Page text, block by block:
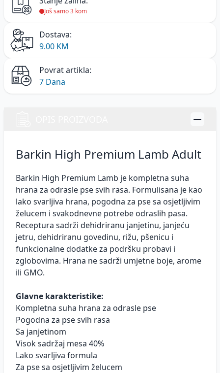
Još samo 3 kom
Dostava:
9.00 KM
Povrat artikla:
7 Dana
Barkin High Premium Lamb Adult
Barkin High Premium Lamb je kompletna suha
hrana za odrasle pse svih rasa. Formulisana je kao
lako svarljiva hrana, pogodna za pse sa osjetljivim
želucem i svakodnevne potrebe odraslih pasa.
Receptura sadrži dehidriranu janjetinu, janjeću
jetru, dehidriranu govedinu, rižu, pšenicu i
funkcionalne dodatke za podršku probavi i
zglobovima. Hrana ne sadrži umjetne boje, arome
ili GMO.
Glavne karakteristike:
Kompletna suha hrana za odrasle pse
Pogodna za pse svih rasa
Sa janjetinom
Visok sadržaj mesa 40%
Lako svarljiva formula
Za pse sa osjetljivim želucem